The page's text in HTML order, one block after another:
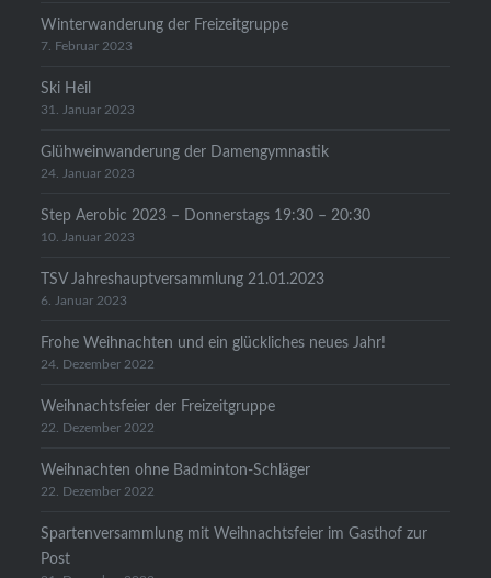
Winterwanderung der Freizeitgruppe
7. Februar 2023
Ski Heil
31. Januar 2023
Glühweinwanderung der Damengymnastik
24. Januar 2023
Step Aerobic 2023 – Donnerstags 19:30 – 20:30
10. Januar 2023
TSV Jahreshauptversammlung 21.01.2023
6. Januar 2023
Frohe Weihnachten und ein glückliches neues Jahr!
24. Dezember 2022
Weihnachtsfeier der Freizeitgruppe
22. Dezember 2022
Weihnachten ohne Badminton-Schläger
22. Dezember 2022
Spartenversammlung mit Weihnachtsfeier im Gasthof zur
Post